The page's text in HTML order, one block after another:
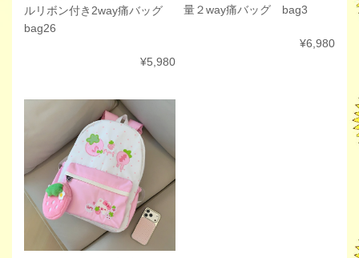
ルリボン付き2way痛バッグ
bag26
¥5,980
量２way痛バッグ bag3
¥6,980